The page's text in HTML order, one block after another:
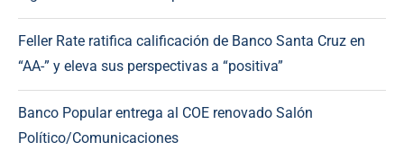
Feller Rate ratifica calificación de Banco Santa Cruz en
“AA-” y eleva sus perspectivas a “positiva”
Banco Popular entrega al COE renovado Salón
Político/Comunicaciones